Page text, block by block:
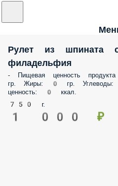
Рулет из шпината
филадельфия
- Пищевая ценность
гр. Жиры: 0 гр. Углеводы:
ценность: 0 ккал.
750 г.
1 000 ₽